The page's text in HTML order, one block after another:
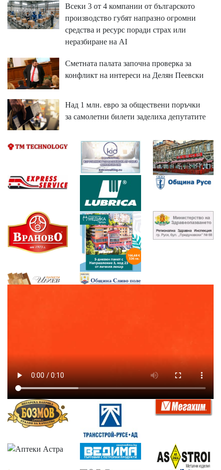
Всеки 3 от 4 компании от българското
производство губят напразно огромни
средства и ресурс поради страх или
неразбиране на AI
Сметната палата започна проверка за
конфликт на интереси на Делян Пеевски
Над 1 млн. евро за обществени поръчки
за самолетни билети заделиха депутатите